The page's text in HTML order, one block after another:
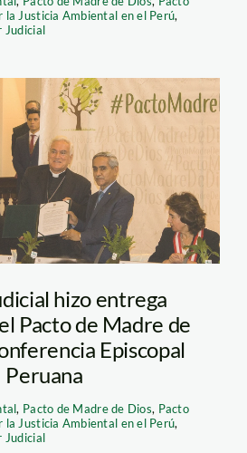
la Justicia Ambiental en el Perú,
Judicial
hizo entrega
Pacto de Madre de
Episcopal
Peruana
, Pacto de Madre de Dios, Pacto
la Justicia Ambiental en el Perú,
Judicial